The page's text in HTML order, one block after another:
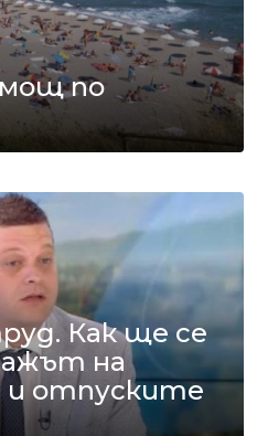
по
Как ще се
на
отпуските